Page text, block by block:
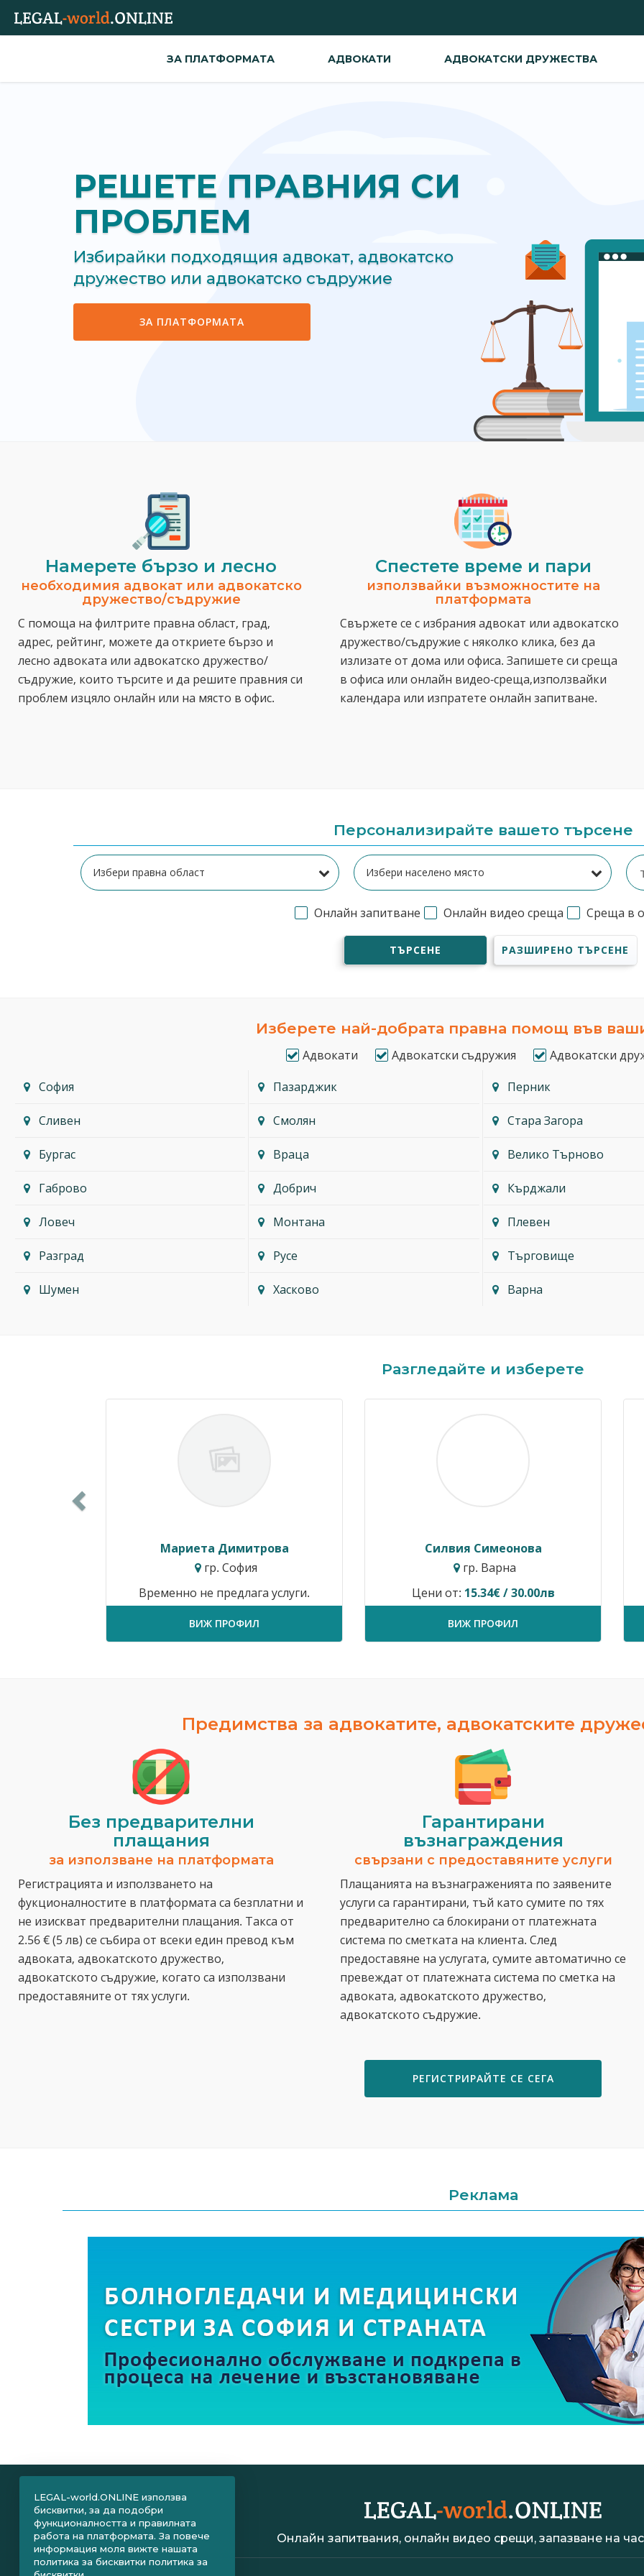
ЗА ПЛАТФОРМАТА АДВОКАТИ АДВОКАТСКИ ДРУЖЕСТВА
РЕШЕТЕ ПРАВНИЯ СИ
ПРОБЛЕМ
Избирайки подходящия адвокат, адвокатско
дружество или адвокатско съдружие
ЗА ПЛАТФОРМАТА
Намерете бързо и лесно
необходимия адвокат или адвокатско
дружество/съдружие
С помоща на филтрите правна област, град,
адрес, рейтинг, можете да откриете бързо и
лесно адвоката или адвокатско дружество/
съдружие, които търсите и да решите правния си
проблем изцяло онлайн или на място в офис.
Спестeте време и пари
използвайки възможностите на
платформата
Свържете се с избрания адвокат или адвокатско
дружество/съдружие с няколко клика, без да
излизате от дома или офиса. Запишете си среща
в офиса или онлайн видео-среща,използвайки
календара или изпратете онлайн запитване.
Персонализирайте вашето търсене
Онлайн запитване Онлайн видео среща Среща в
ТЪРСЕНЕ РАЗШИРЕНО ТЪРСЕНЕ
Изберете най-добрата правна помощ във
Адвокати Адвокатски съдружия
Адвокатски
София
Пазарджик Перник
Сливен Смолян Стара Загора
Бургас Враца Велико Търново
Габрово Добрич Кърджали
Ловеч Монтана Плевен
Разград Русе Търговище
Шумен Хасково Варна
Разгледайте и изберете
Силвия Симеонова
гр. Варна
Цени от:15.34€ / 30.00лв
ВИЖ ПРОФИЛ
Димитър Кавалджиев
гр. София
40.90€ / 80.00лв
ВИЖ ПРОФИЛ
Предимства за адвокатите, адвокатските
Без предварителни
плащания
за използване на платформата
Регистрацията и използването на
фукционалностите в платформата са безплатни и
не изискват предварителни плащания. Такса от
2.56 € (5 лв) се събира от всеки един превод към
адвоката, адвокатското дружество,
адвокатското съдружие, когато са използвани
предоставяните от тях услуги.
Гарантирани
възнаграждения
свързани с предоставяните услуги
Плащанията на възнаграженията по заявените
услуги са гарантирани, тъй като сумите по тях
предварително са блокирани от платежната
система по сметката на клиента. След
предоставяне на услугата, сумите автоматично се
превеждат от платежната система по сметка на
адвоката, адвокатското дружество,
адвокатското съдружие.
РЕГИСТРИРАЙТЕ СЕ СЕГА
Реклама
Онлайн запитвания, онлайн видео срещи, запазване на
LEGAL-world.ONLINE използва
бисквитки, за да подобри
функционалността и правилната
работа на платформата. За повече
информация моля вижте нашата
политика за бисквитки политика за